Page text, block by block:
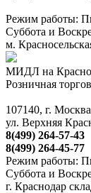
Режим работы:
Суббота и
м.
МИДЛ на
Розничная
107140, г.
ул. Верхняя
8(499) 264-57-43
8(499) 264-45-77
Режим работы:
Суббота и
г. Краснодар